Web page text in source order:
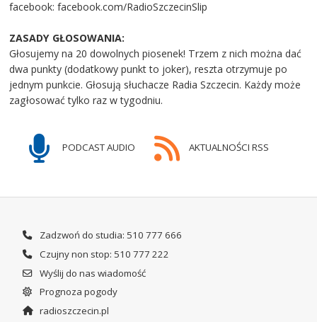
facebook: facebook.com/RadioSzczecinSlip
ZASADY GŁOSOWANIA:
Głosujemy na 20 dowolnych piosenek! Trzem z nich można dać
dwa punkty (dodatkowy punkt to joker), reszta otrzymuje po
jednym punkcie. Głosują słuchacze Radia Szczecin. Każdy może
zagłosować tylko raz w tygodniu.
PODCAST AUDIO AKTUALNOŚCI RSS
Zadzwoń do studia: 510 777 666
Czujny non stop: 510 777 222
Wyślij do nas wiadomość
Prognoza pogody
radioszczecin.pl